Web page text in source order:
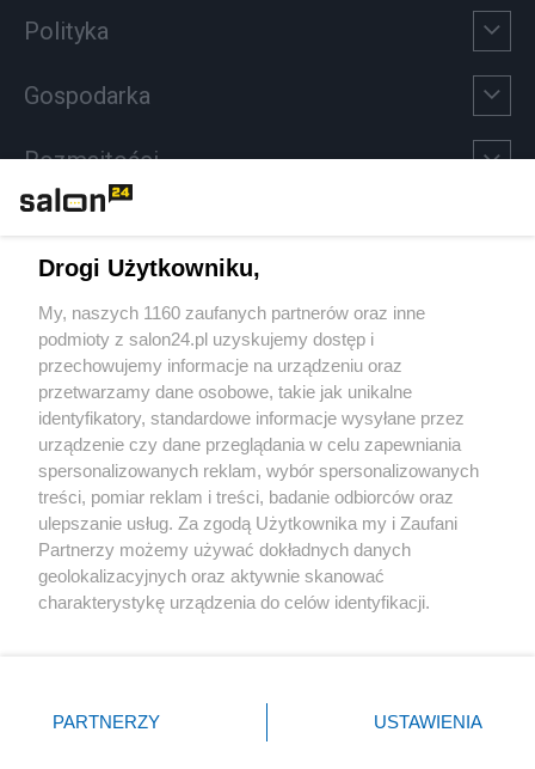
Polityka
Gospodarka
Rozmaitości
Sport
Społeczeństwo
Kultura
X Facebook Instagram Youtube
Drogi Użytkowniku,
My, naszych 1160 zaufanych partnerów oraz inne
podmioty z salon24.pl uzyskujemy dostęp i
przechowujemy informacje na urządzeniu oraz
przetwarzamy dane osobowe, takie jak unikalne
identyfikatory, standardowe informacje wysyłane przez
urządzenie czy dane przeglądania w celu zapewniania
spersonalizowanych reklam, wybór spersonalizowanych
treści, pomiar reklam i treści, badanie odbiorców oraz
ulepszanie usług. Za zgodą Użytkownika my i Zaufani
Partnerzy możemy używać dokładnych danych
geolokalizacyjnych oraz aktywnie skanować
charakterystykę urządzenia do celów identyfikacji.
zmienić/wycofać klikając przycisk ustawień prywatności
znajdujący się w lewym dolnym rogu strony
PARTNERZY USTAWIENIA